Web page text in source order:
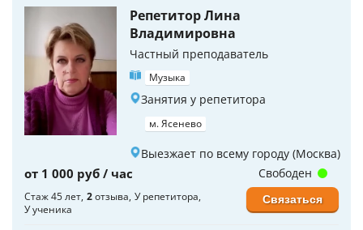
Репетитор Лина
Владимировна
Частный преподаватель
Музыка
Занятия у репетитора
м. Ясенево
Выезжает по всему городу (Москва)
от 1 000 руб / час
Стаж 45 лет 2отзыва У репетитора
У ученика
Свободен
Связаться